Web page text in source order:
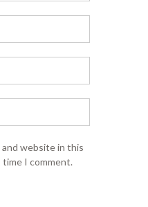
and website in this
I comment.